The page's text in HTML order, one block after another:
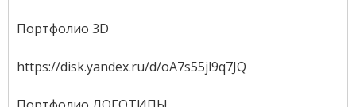
Портфолио 3D
https://disk.yandex.ru/d/oA7s55jl9q7JQ